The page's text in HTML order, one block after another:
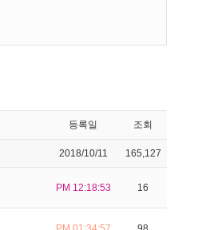
등록일 조회
2018/10/11 165,127
PM 12:18:53 16